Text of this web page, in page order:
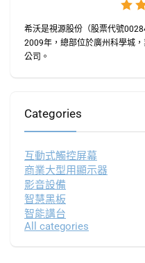
希沃是視源股份（股票代號
2009年，總部位於廣州科學城
公司。
Categories
互動式觸控屏幕
商業大型用顯示器
影音設備
智慧黑板
智能講台
All categories